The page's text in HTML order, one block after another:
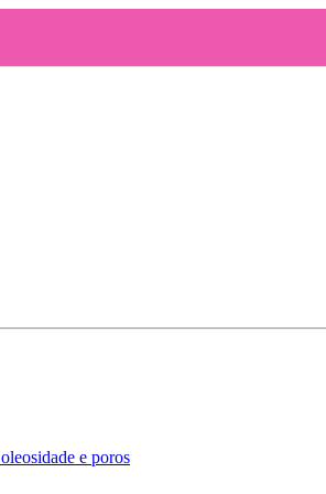
e poros